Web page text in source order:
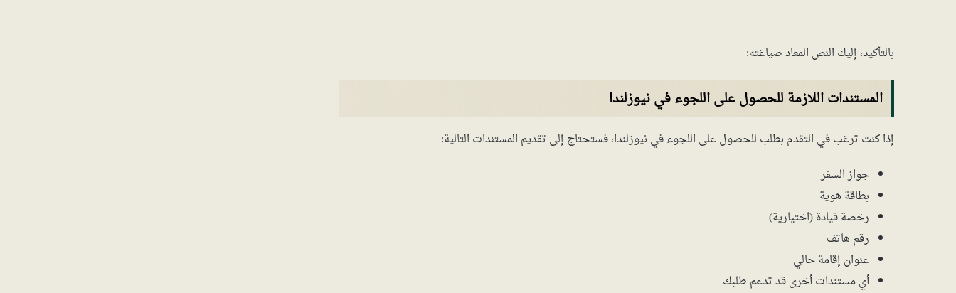
بالتأكيد، إليك النص المعاد صياغته:
المستندات اللازمة للحصول على اللجوء في نيوزلندا
إذا كنت ترغب في التقدم بطلب للحصول على اللجوء في نيوزلندا، فستحتاج إلى تقديم المستندات التالية:
جواز السفر
بطاقة هوية
رخصة قيادة (اختيارية)
رقم هاتف
عنوان إقامة حالي
أي مستندات أخرى قد تدعم طلبك